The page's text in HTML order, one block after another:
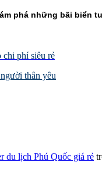
phá những bãi biển
phí siêu rẻ
thân yêu
du lịch Phú Quốc giá rẻ